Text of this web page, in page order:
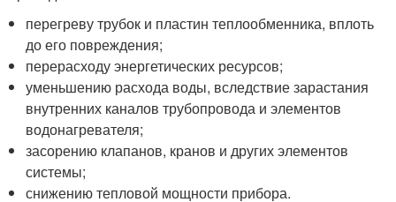
перегреву трубок и пластин теплообменника, вплоть
до его повреждения;
перерасходу энергетических ресурсов;
уменьшению расхода воды, вследствие зарастания
внутренних каналов трубопровода и элементов
водонагревателя;
засорению клапанов, кранов и других элементов
системы;
снижению тепловой мощности прибора.